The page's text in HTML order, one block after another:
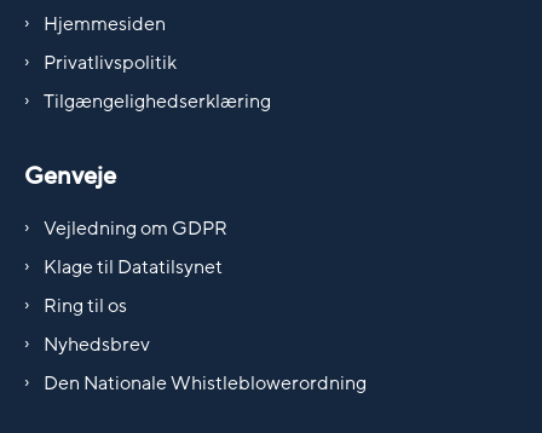
Hjemmesiden
Privatlivspolitik
Tilgængelighedserklæring
Genveje
Vejledning om GDPR
Klage til Datatilsynet
Ring til os
Nyhedsbrev
Den Nationale Whistleblowerordning